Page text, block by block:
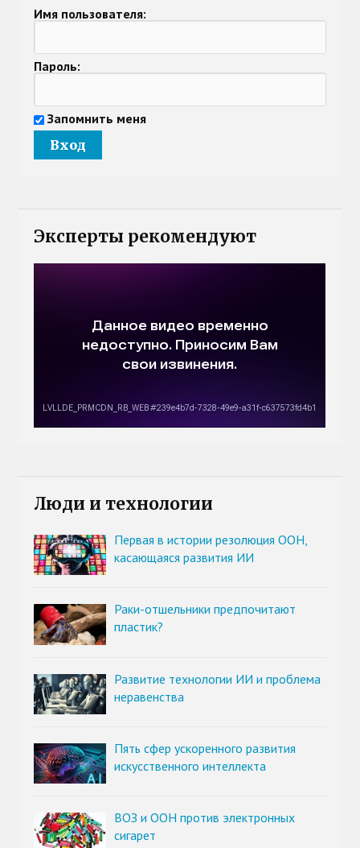
Имя пользователя:
Пароль:
Запомнить меня
Эксперты рекомендуют
Люди и технологии
Первая в истории резолюция ООН,
касающаяся развития ИИ
Раки-отшельники предпочитают
пластик?
Развитие технологии ИИ и проблема
неравенства
Пять сфер ускоренного развития
искусственного интеллекта
ВОЗ и ООН против электронных
сигарет